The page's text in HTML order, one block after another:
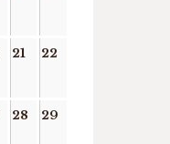
21 22
28 29